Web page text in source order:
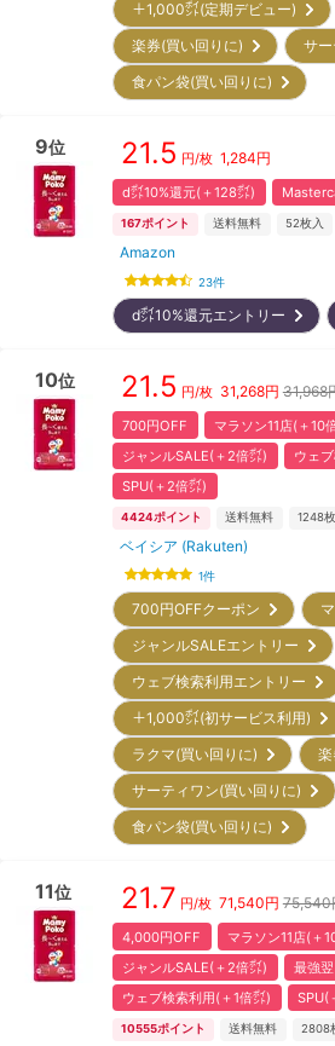
＋1,000㌽(定期デビュー)
楽券(買い回りに)
サ
食パン袋(買い回りに)
9位 21.5 円/枚 1,284円
d㌽10%還元(＋128㌽)
167ポイント 送料無料 52枚入
Amazon
23件
d㌽10%還元エントリー
10位 21.5 円/枚 31,268円 31,968
700円OFF
マラソン11店(＋10
ジャンルSALE(＋2倍㌽)
ウェ
SPU(＋2倍㌽)
4424ポイント 送料無料 1248
ベイシア (Rakuten)
1件
700円OFFクーポン
ジャンルSALEエントリー
ウェブ検索利用エントリー
＋1,000㌽(初サービス利用)
ラクマ(買い回りに)
サーティワン(買い回りに)
食パン袋(買い回りに)
11位 21.7 円/枚 71,540円 75,540
4,000円OFF
マラソン11店(＋
ジャンルSALE(＋2倍㌽)
最強
ウェブ検索利用(＋1倍㌽)
SPU(
10555ポイント 送料無料 2808